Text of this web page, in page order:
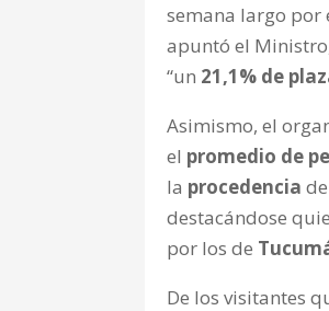
semana largo por
apuntó el
“un 21,1% de
Asimismo, el
el promedio de
la procedencia
destacándose
por los de
De los visitantes